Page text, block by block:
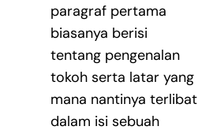
paragraf pertama
biasanya berisi
tentang pengenalan
tokoh serta latar yang
mana nantinya terlibat
dalam isi sebuah